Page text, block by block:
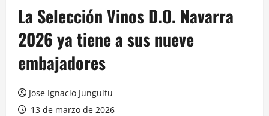
La Selección Vinos D.O. Navarra
2026 ya tiene a sus nueve
embajadores
Jose Ignacio Junguitu
13 de marzo de 2026